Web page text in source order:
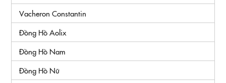
Vacheron Constantin
Đồng Hồ Aolix
Đồng Hồ Nam
Đồng Hồ Nữ